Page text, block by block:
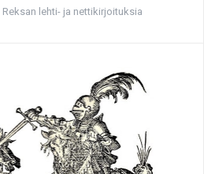
Reksan lehti- ja nettikirjoituksia